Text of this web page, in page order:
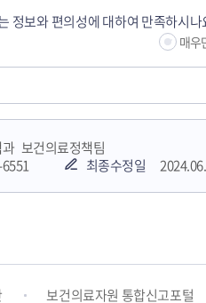
정보와 편의성에 대하여 만족하시나
매우
보건의료정책팀
최종수정일
어린이급식관리지원센터
보건의료자원 통합신고포털